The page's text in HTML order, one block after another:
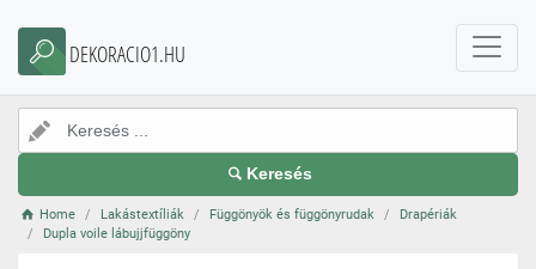
DEKORACIO1.HU
Keresés
Home Lakástextíliák Függönyök és függönyrudak
Drapériák
Dupla voile lábujjfüggöny